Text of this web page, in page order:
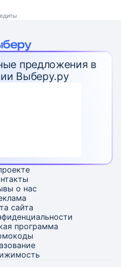
предложения в
Выберу.ру
о нас
сайта
программа